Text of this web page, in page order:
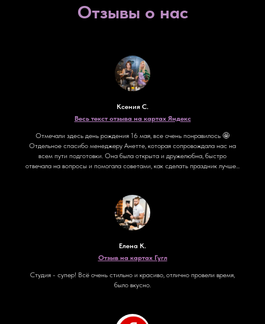
Отзывы о нас
Ксения С.
Весь текст отзыва на картах Яндекс
Отмечали здесь день рождения 16 мая, все очень понравилось 🤩
Отдельное спасибо менеджеру Анетте, которая сопровождала нас на
всем пути подготовки. Она была открыта и дружелюбна, быстро
отвечала на вопросы и помогала советами, как сделать праздник лучше...
Елена К.
Отзыв на картах Гугл
Студия - супер! Всё очень стильно и красиво, отлично провели время,
было вкусно.